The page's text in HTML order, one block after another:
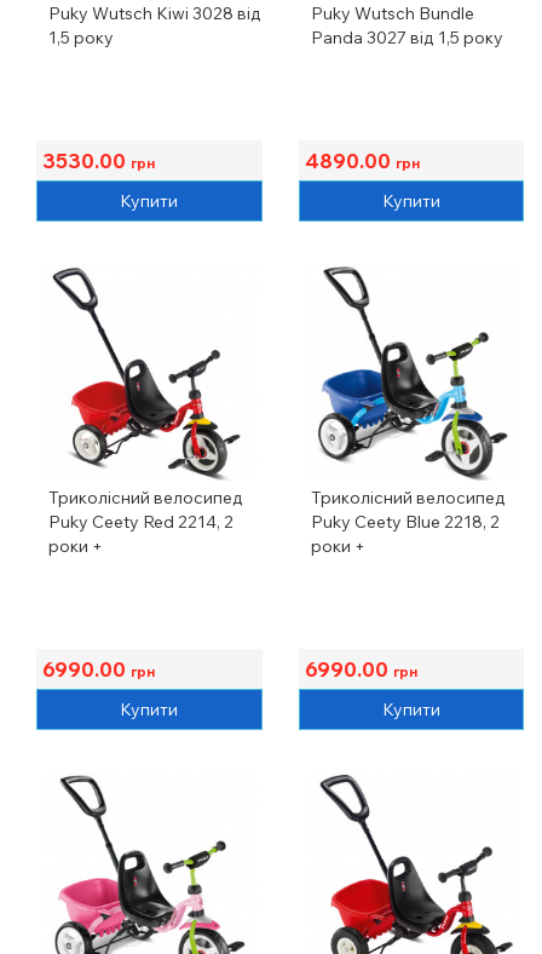
Puky Wutsch Kiwi 3028 від
1,5 року
3530.00 грн
Купити
Puky Wutsch Bundle
Panda 3027 від 1,5 року
4890.00 грн
Купити
Триколісний велосипед
Puky Ceety Red 2214, 2
роки +
6990.00 грн
Купити
Триколісний велосипед
Puky Ceety Blue 2218, 2
роки +
6990.00 грн
Купити